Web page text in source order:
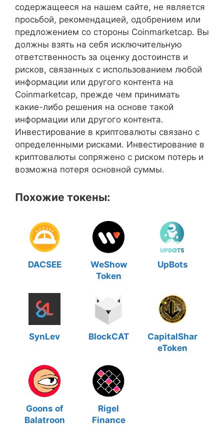
содержащееся на нашем сайте, не является
просьбой, рекомендацией, одобрением или
предложением со стороны Coinmarketcap. Вы
должны взять на себя исключительную
ответственность за оценку достоинств и
рисков, связанных с использованием любой
информации или другого контента на
Coinmarketcap, прежде чем принимать
какие-либо решения на основе такой
информации или другого контента.
Инвестирование в криптовалюты связано с
определенными рисками. Инвестирование в
криптовалюты сопряжено с риском потерь и
возможна потеря основной суммы.
Похожие токены:
DACSEE
WeShow
Token
UpBots
SynLev BlockCAT
CapitalShar
eToken
Goons of
Balatroon
Rigel
Finance